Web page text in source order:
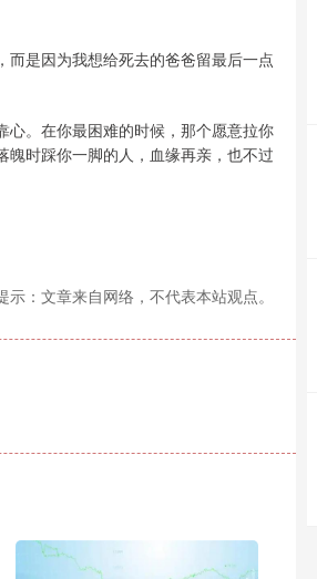
是因为我想给死去的爸爸留最后一点
心。在你最困难的时候，那个愿意拉你
时踩你一脚的人，血缘再亲，也不过
示：文章来自网络，不代表本站观点。